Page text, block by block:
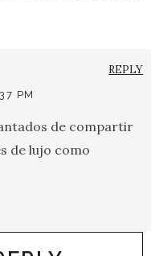
PM
de compartir
de lujo como
REPLY